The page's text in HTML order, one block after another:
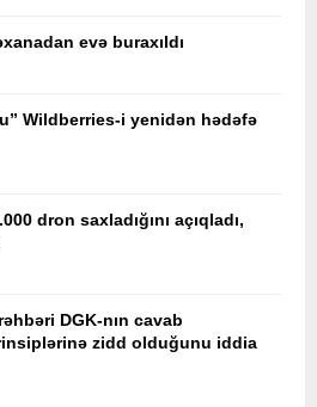
evə buraxıldı
Wildberries-i yenidən hədəfə
dron saxladığını açıqladı,
DGK-nın cavab
zidd olduğunu iddia